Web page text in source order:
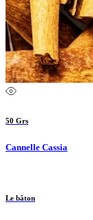
50 Grs
Cannelle Cassia
Le bâton